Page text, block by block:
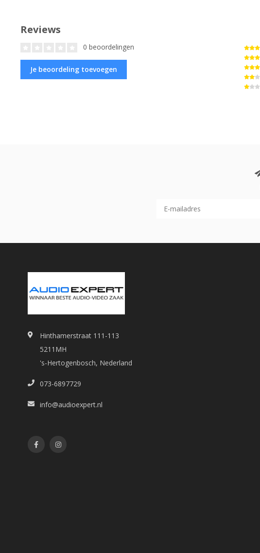
Reviews
0 beoordelingen
Je beoordeling toevoegen
Hinthamerstraat 111-113
5211MH
's-Hertogenbosch, Nederland
073-6897729
info@audioexpert.nl